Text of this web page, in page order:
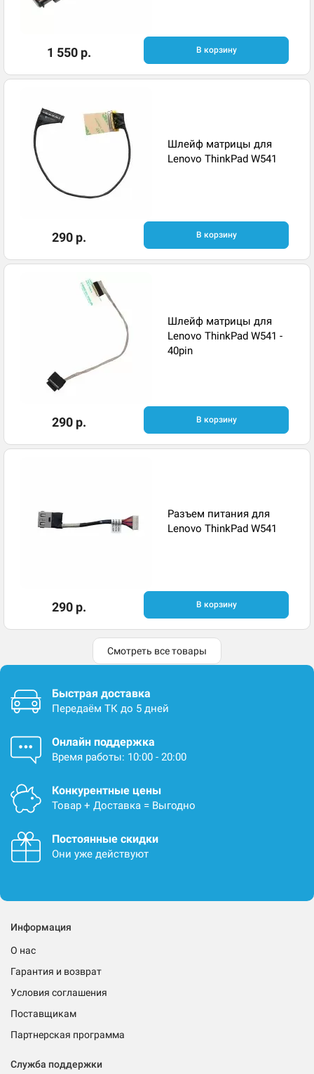
1 550 р. В корзину
Шлейф матрицы для
Lenovo ThinkPad W541
290 р. В корзину
Шлейф матрицы для
Lenovo ThinkPad W541 -
40pin
290 р. В корзину
Разъем питания для
Lenovo ThinkPad W541
290 р. В корзину
Смотреть все товары
Быстрая доставка
Передаём ТК до 5 дней
Онлайн поддержка
Время работы: 10:00 - 20:00
Конкурентные цены
Товар + Доставка = Выгодно
Постоянные скидки
Они уже действуют
Информация
О нас
Гарантия и возврат
Условия соглашения
Поставщикам
Партнерская программа
Служба поддержки